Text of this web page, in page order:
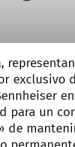
exclusivo
para un
de